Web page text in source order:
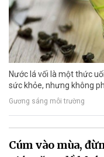
Nước lá vối là một thức
sức khỏe, nhưng không
Gương sáng môi trường
Cúm vào mùa,